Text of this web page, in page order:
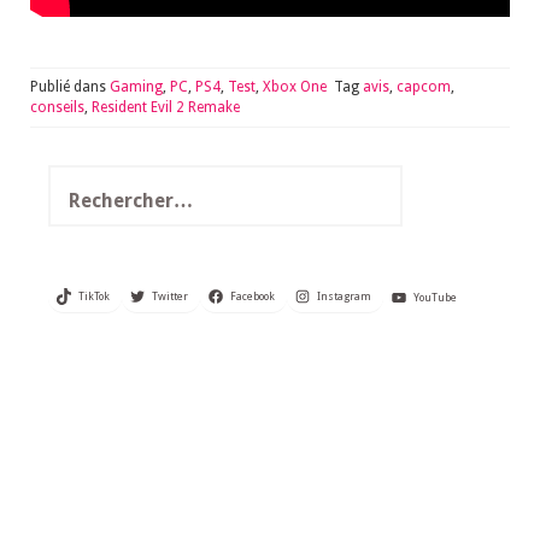
Publié dans Gaming, PC, PS4, Test, Xbox One Tag avis, capcom,
conseils, Resident Evil 2 Remake
TikTok Twitter Facebook Instagram YouTube